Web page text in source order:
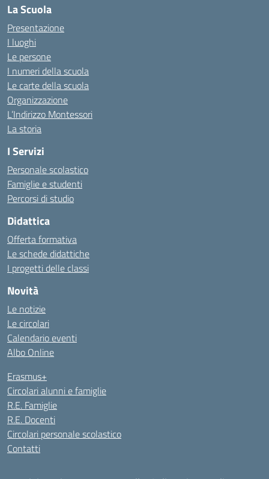
La Scuola
Presentazione
I luoghi
Le persone
I numeri della scuola
Le carte della scuola
Organizzazione
L’Indirizzo Montessori
La storia
I Servizi
Personale scolastico
Famiglie e studenti
Percorsi di studio
Didattica
Offerta formativa
Le schede didattiche
I progetti delle classi
Novità
Le notizie
Le circolari
Calendario eventi
Albo Online
Erasmus+
Circolari alunni e famiglie
R.E. Famiglie
R.E. Docenti
Circolari personale scolastico
Contatti